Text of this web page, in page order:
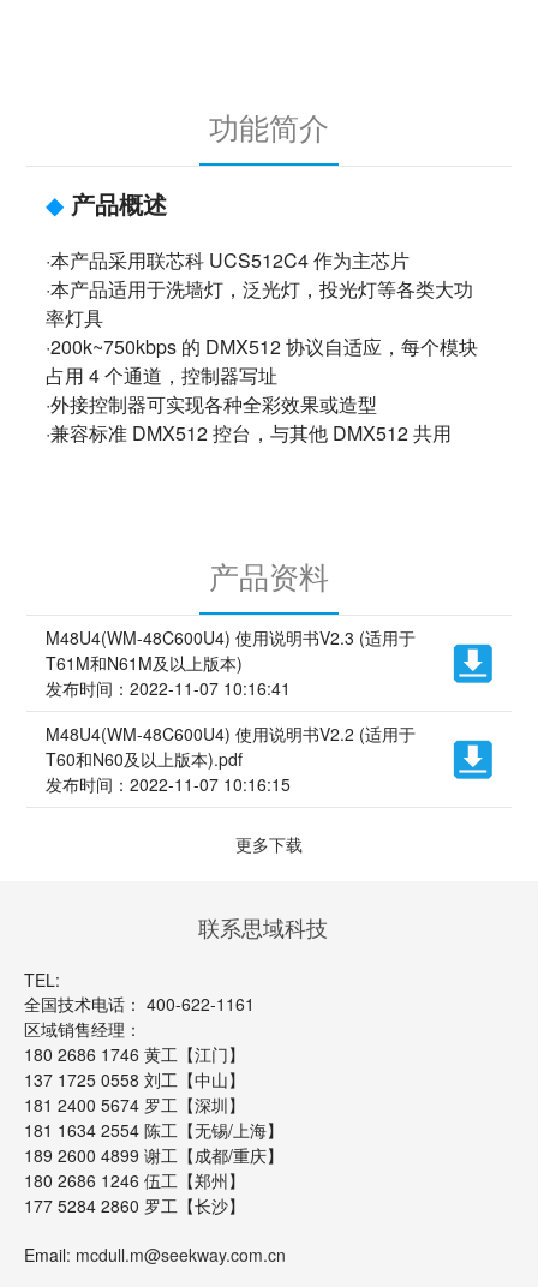
功能简介
◆ 产品概述
·本产品采用联芯科 UCS512C4 作为主芯片
·本产品适用于洗墙灯，泛光灯，投光灯等各类大功
率灯具
·200k~750kbps 的 DMX512 协议自适应，每个模块
占用 4 个通道，控制器写址
·外接控制器可实现各种全彩效果或造型
·兼容标准 DMX512 控台，与其他 DMX512 共用
产品资料
M48U4(WM-48C600U4) 使用说明书V2.3 (适用于
T61M和N61M及以上版本)
发布时间：2022-11-07 10:16:41
M48U4(WM-48C600U4) 使用说明书V2.2 (适用于
T60和N60及以上版本).pdf
发布时间：2022-11-07 10:16:15
更多下载
联系思域科技
TEL:
全国技术电话： 400-622-1161
区域销售经理：
180 2686 1746 黄工【江门】
137 1725 0558 刘工【中山】
181 2400 5674 罗工【深圳】
181 1634 2554 陈工【无锡/上海】
189 2600 4899 谢工【成都/重庆】
180 2686 1246 伍工【郑州】
177 5284 2860 罗工【长沙】
Email: mcdull.m@seekway.com.cn